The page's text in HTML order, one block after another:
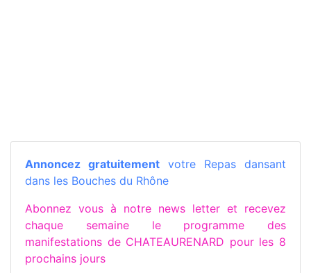
Annoncez gratuitement votre Repas dansant
dans les Bouches du Rhône
Abonnez vous à notre news letter et recevez
chaque semaine le programme des
manifestations de CHATEAURENARD pour les 8
prochains jours